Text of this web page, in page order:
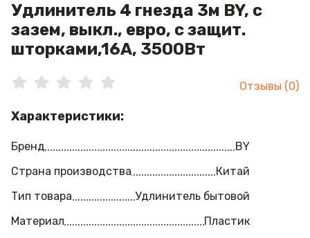
Удлинитель 4 гнезда 3м BY, с
зазем, выкл., евро, с защит.
шторками,16A, 3500Вт
Отзывы (0)
Характеристики:
Бренд
BY
Страна производства
Китай
Тип товара
Удлинитель бытовой
Материал
Пластик